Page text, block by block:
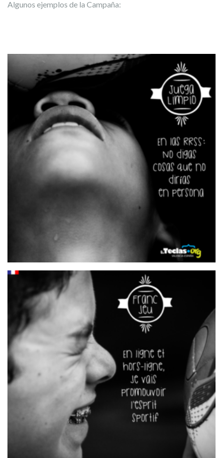
Algunos ejemplos de la Campaña: